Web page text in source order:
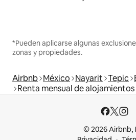
*Pueden aplicarse algunas
zonas y propiedades.
Airbnb México Nayarit Tepic
Renta mensual de alojamientos
© 2026 Airbnb,